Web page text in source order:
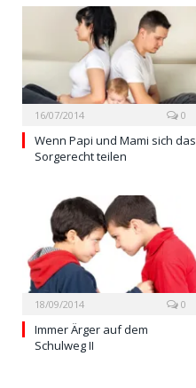
16/07/2014 0
Wenn Papi und Mami sich das
Sorgerecht teilen
18/09/2014 0
Immer Ärger auf dem
Schulweg II